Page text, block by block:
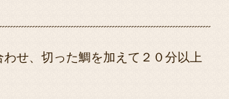
せ、切った鯛を加えて２０分以上